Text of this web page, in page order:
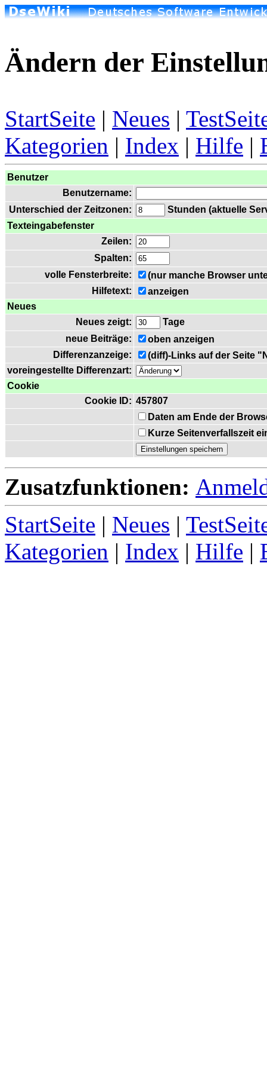
Ändern der
StartSeite | Neues |
Kategorien | Index | Hilfe |
Benutzer
Benutzername:
Unterschied der Zeitzonen:
Stunden (aktuelle
Texteingabefenster
Zeilen:
Spalten:
volle Fensterbreite:
(nur manche Browser
Hilfetext:
anzeigen
Neues
Neues zeigt:
Tage
neue Beiträge:
oben anzeigen
Differenzanzeige:
(diff)-Links auf der Seite
voreingestellte Differenzart:
Cookie
Cookie ID: 457807
Daten am Ende der
Kurze Seitenverfallszeit
Zusatzfunktionen:
StartSeite | Neues |
Kategorien | Index | Hilfe |